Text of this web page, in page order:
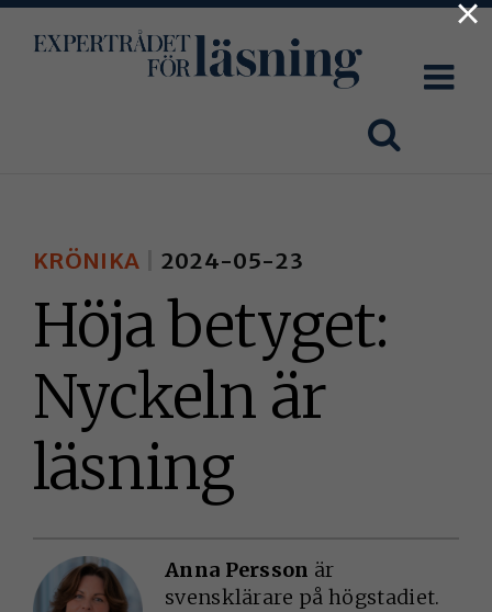
KRÖNIKA 2024-05-23
Höja betyget:
Nyckeln är
läsning
Anna Persson är
svensklärare på högstadiet.
×